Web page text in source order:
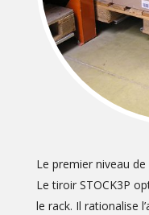
Le premier niveau
Le tiroir STOCK3P
le rack. Il rationalise